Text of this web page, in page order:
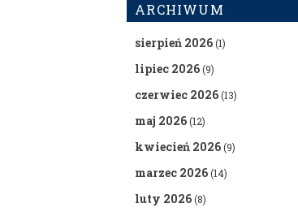
ARCHIWUM
sierpień 2026(1)
lipiec 2026(9)
czerwiec 2026(13)
maj 2026(12)
kwiecień 2026(9)
marzec 2026(14)
luty 2026(8)